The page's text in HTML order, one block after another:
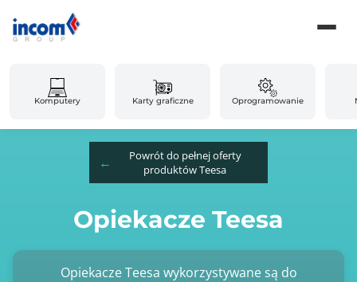
Komputery Karty graficzne Oprogramowanie
Powrót do pełnej oferty
produktów Teesa
Opiekacze Teesa
Opiekacze Teesa wykorzystywane są do